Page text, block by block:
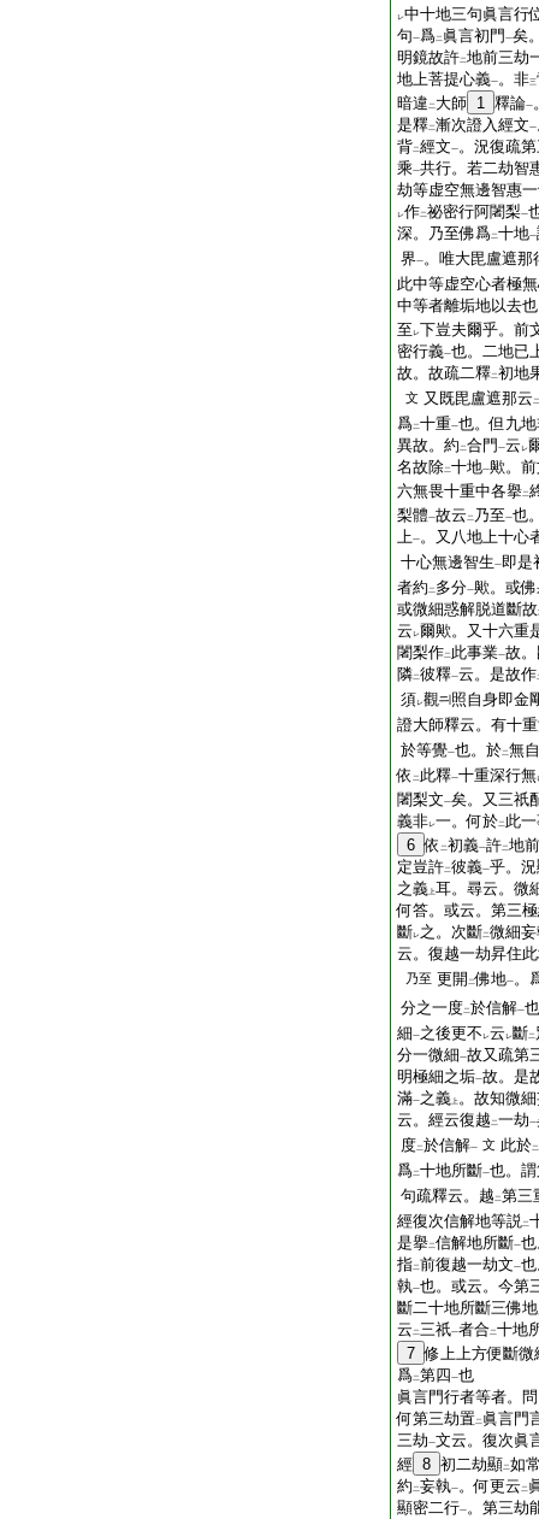
レ中十地三句眞言行
句一爲二 眞言初門 一矣
明鏡故許二地前三劫
地上菩提心義一。非三
暗違 二 大師 1 釋論一
是釋二漸次證入經文一
背二經文一。況復疏
乘一共行。若二劫智
劫等虚空無邊智惠
レ作二祕密行阿闍梨一
深。乃至佛爲二十地一
界一。唯大毘盧遮那
此中等虚空心者極
中等者離垢地以去
至 レ下豈夫爾乎。前
密行義一也。二地已
故。故疏二釋二初地
文 又既毘盧遮那云 二
爲二十重一也。但九
異故。約 二合門 一云 レ
名故除二十地一歟。
六無畏十重中各擧二
梨體一故云 二 乃至一也
上一。又八地上十心
十心無邊智生一即是
者約 二 多分一歟。或
或微細惑解脱道斷
云 レ爾歟。又十六重
闍梨作二 此事業一故
隣二彼釋一云。是故作
須レ觀
照自身即金
證大師釋云。有十
於等覺一也。於二無
依 二 此釋一十重深行無
闍梨文一矣。又三祇
義非レ一。何於二 此
6 依 二初義一許二地
定豈許二彼義一乎。
之義 上耳。尋云。微
何答。或云。第三
斷レ之。次斷二微細
云。復越一劫昇住
乃至 更開 二佛地一。
分之一度二於信解一也
細一之後更不 レ云 レ斷二
分一微細一故又疏第
明極細之垢一故。是
滿一之義 上 。故知微
云。經云復越 二一劫一
度二於信解一 文 此於二
爲二十地所斷一也。
句疏釋云。越 二第三
經復次信解地等説二
是擧二信解地所斷一
指二前復越一劫文一
執一也。或云。今第
斷二十地所斷三佛
云 二三祇一者合二十地
7 修上上方便斷微
爲二第四一也
眞言門行者等者。
何第三劫置二 眞言門
三劫一文云。復次眞
經 8 初二劫顯二如
約 二妄執一。何更云 二
顯密二行一。第三劫